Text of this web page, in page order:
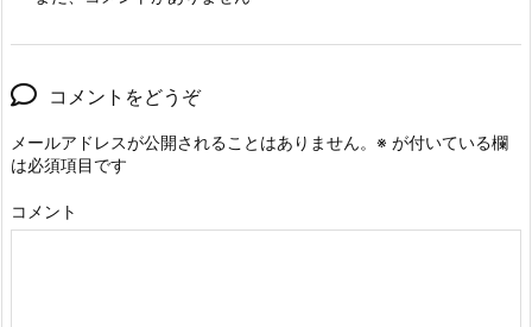
コメントをどうぞ
メールアドレスが公開されることはありません。 ※ が付いている欄
は必須項目です
コメント